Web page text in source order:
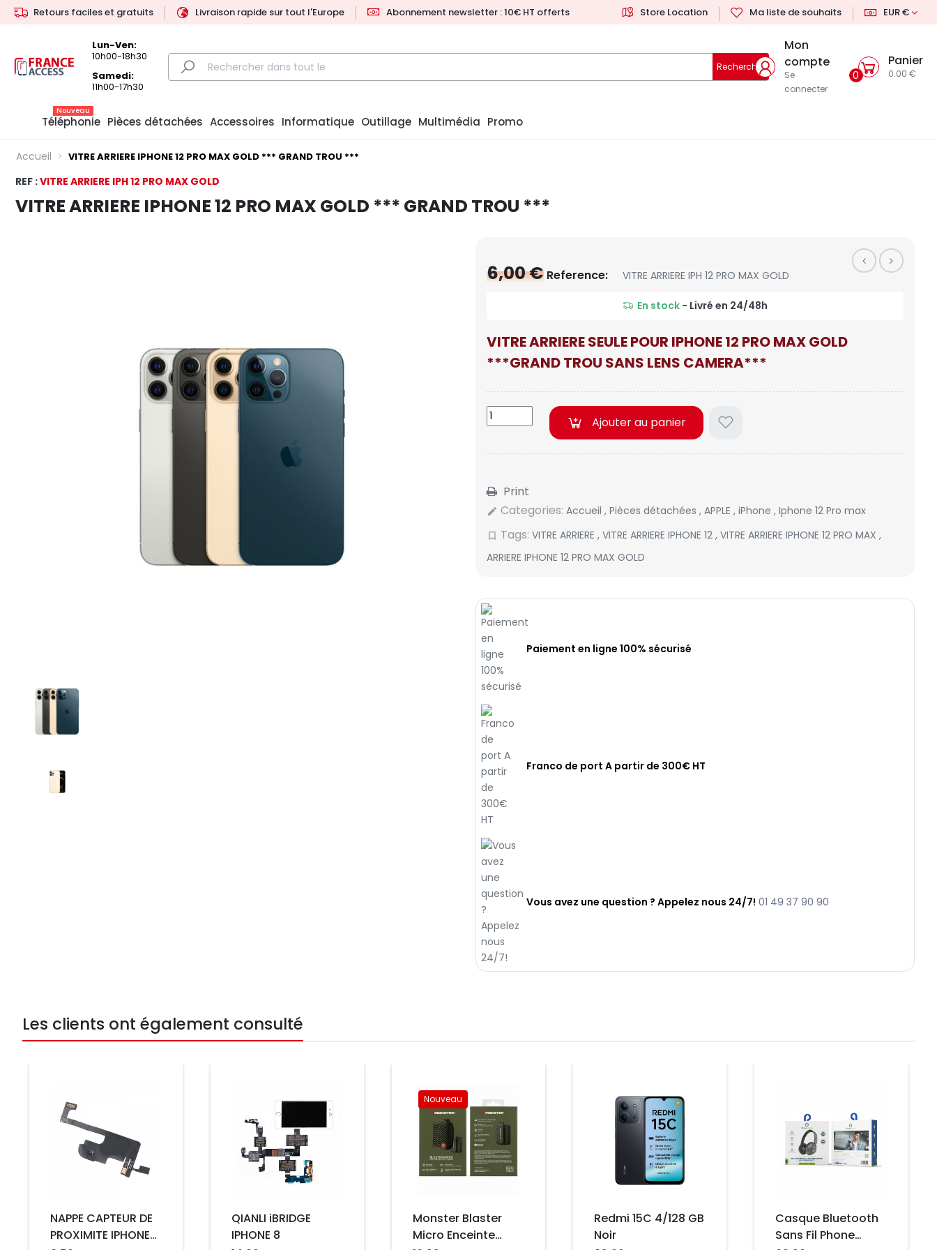
Retours faciles et gratuits Livraison rapide sur tout l'Europe Abonnement newsletter : 10€ HT offerts Store Location Ma liste de souhaits EUR €
Lun-Ven:
10h00-18h30
Samedi:
11h00-17h30
Rechercher
Mon
compte
Se
connecter
0
Panier
0.00 €
Téléphonie
Nouveau
Pièces détachées Accessoires Informatique Outillage Multimédia Promo
Accueil VITRE ARRIERE IPHONE 12 PRO MAX GOLD *** GRAND TROU ***
REF :VITRE ARRIERE IPH 12 PRO MAX GOLD
VITRE ARRIERE IPHONE 12 PRO MAX GOLD *** GRAND TROU ***
6,00 € Reference: VITRE ARRIERE IPH 12 PRO MAX GOLD
En stock - Livré en 24/48h
VITRE ARRIERE SEULE POUR IPHONE 12 PRO MAX GOLD
***GRAND TROU SANS LENS CAMERA***
Ajouter au panier
Print
edit Categories: Accueil , Pièces détachées , APPLE , iPhone , Iphone 12 Pro max
bookmark_border Tags: VITRE ARRIERE , VITRE ARRIERE IPHONE 12 , VITRE ARRIERE IPHONE 12 PRO MAX ,
ARRIERE IPHONE 12 PRO MAX GOLD
Paiement en ligne 100% sécurisé
Franco de port A partir de 300€ HT
Vous avez une question ? Appelez nous 24/7! 01 49 37 90 90
Les clients ont également consulté
NAPPE CAPTEUR DE
PROXIMITE IPHONE
QIANLI iBRIDGE
IPHONE 8
Nouveau
Prix
Monster Blaster
Micro Enceinte
Redmi 15C 4/128 GB
Noir
Casque Bluetooth
Sans Fil Phone